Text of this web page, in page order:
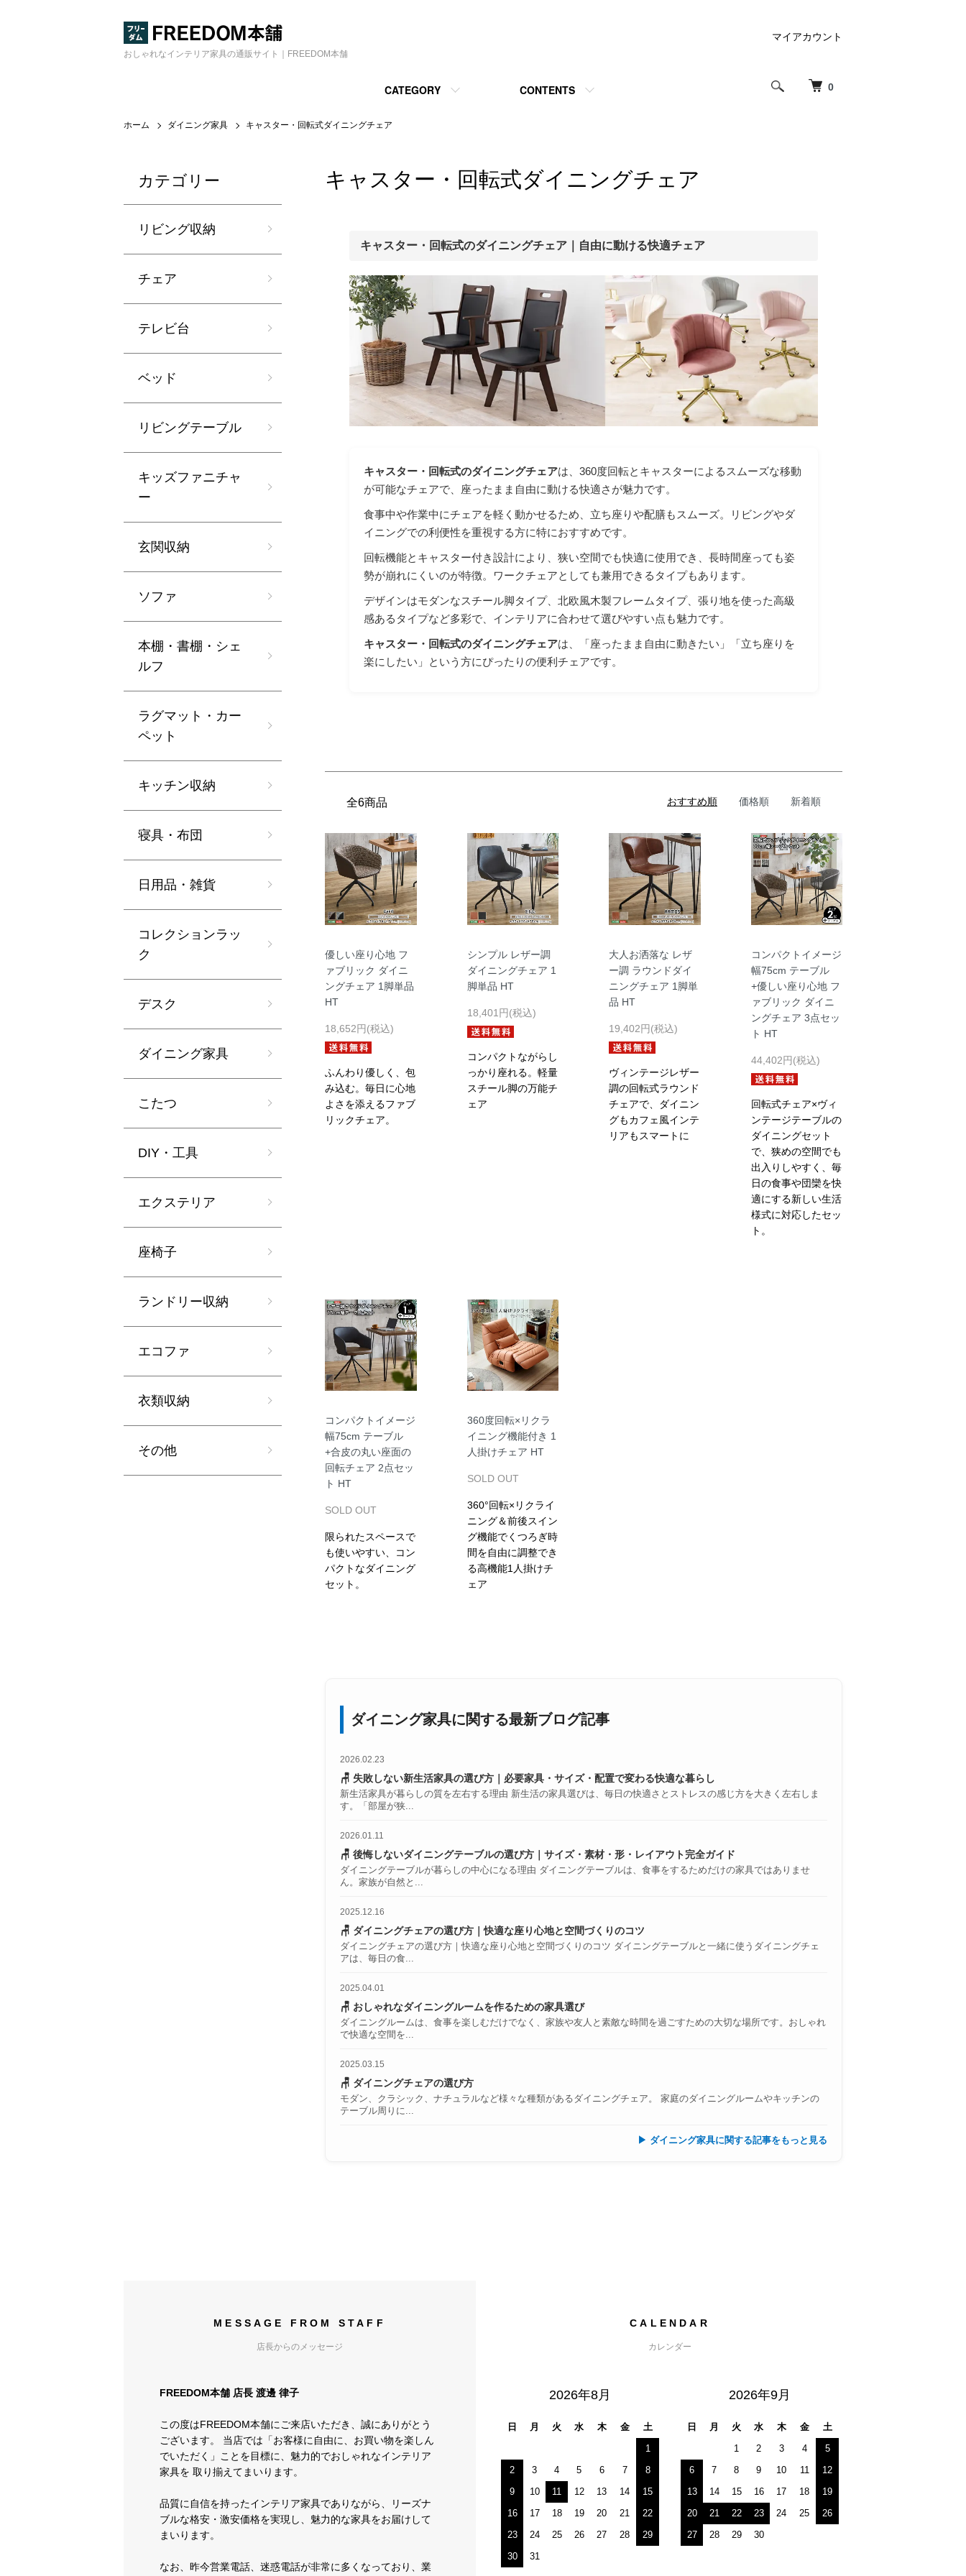
おしゃれなインテリア家具の通販サイト｜FREEDOM本舗
0
CATEGORY CONTENTS
マイアカウント
ホーム ダイニング家具 キャスター・回転式ダイニングチェア
キャスター・回転式ダイニングチェア
キャスター・回転式のダイニングチェア｜自由に動ける快適チェア
キャスター・回転式のダイニングチェアは、360度回転とキャスターによるスムーズな移動
が可能なチェアで、座ったまま自由に動ける快適さが魅力です。
食事中や作業中にチェアを軽く動かせるため、立ち座りや配膳もスムーズ。リビングやダ
イニングでの利便性を重視する方に特におすすめです。
回転機能とキャスター付き設計により、狭い空間でも快適に使用でき、長時間座っても姿
勢が崩れにくいのが特徴。ワークチェアとしても兼用できるタイプもあります。
デザインはモダンなスチール脚タイプ、北欧風木製フレームタイプ、張り地を使った高級
感あるタイプなど多彩で、インテリアに合わせて選びやすい点も魅力です。
キャスター・回転式のダイニングチェアは、「座ったまま自由に動きたい」「立ち座りを
楽にしたい」という方にぴったりの便利チェアです。
全6商品 おすすめ順 価格順 新着順
優しい座り心地 フ
ァブリック ダイニ
ングチェア 1脚単品
HT
18,652円(税込)
ふんわり優しく、包
み込む。毎日に心地
よさを添えるファブ
リックチェア。
シンプル レザー調
ダイニングチェア 1
脚単品 HT
18,401円(税込)
コンパクトながらし
っかり座れる。軽量
スチール脚の万能チ
ェア
大人お洒落な レザ
ー調 ラウンドダイ
ニングチェア 1脚単
品 HT
19,402円(税込)
ヴィンテージレザー
調の回転式ラウンド
チェアで、ダイニン
グもカフェ風インテ
リアもスマートに
コンパクトイメージ
幅75cm テーブル
+優しい座り心地 フ
ァブリック ダイニ
ングチェア 3点セッ
ト HT
44,402円(税込)
回転式チェア×ヴィ
ンテージテーブルの
ダイニングセット
で、狭めの空間でも
出入りしやすく、毎
日の食事や団欒を快
適にする新しい生活
様式に対応したセッ
ト。
コンパクトイメージ
幅75cm テーブル
+合皮の丸い座面の
回転チェア 2点セッ
ト HT
SOLD OUT
限られたスペースで
も使いやすい、コン
パクトなダイニング
セット。
360度回転×リクラ
イニング機能付き 1
人掛けチェア HT
SOLD OUT
360°回転×リクライ
ニング＆前後スイン
グ機能でくつろぎ時
間を自由に調整でき
る高機能1人掛けチ
ェア
ダイニング家具に関する最新ブログ記事
2026.02.23
🪑 失敗しない新生活家具の選び方｜必要家具・サイズ・配置で変わる快適な暮らし
新生活家具が暮らしの質を左右する理由 新生活の家具選びは、毎日の快適さとストレスの感じ方を大きく左右しま
す。「部屋が狭...
2026.01.11
🪑 後悔しないダイニングテーブルの選び方｜サイズ・素材・形・レイアウト完全ガイド
ダイニングテーブルが暮らしの中心になる理由 ダイニングテーブルは、食事をするためだけの家具ではありませ
ん。家族が自然と...
2025.12.16
🪑 ダイニングチェアの選び方｜快適な座り心地と空間づくりのコツ
ダイニングチェアの選び方｜快適な座り心地と空間づくりのコツ ダイニングテーブルと一緒に使うダイニングチェ
アは、毎日の食...
2025.04.01
🪑 おしゃれなダイニングルームを作るための家具選び
ダイニングルームは、食事を楽しむだけでなく、家族や友人と素敵な時間を過ごすための大切な場所です。おしゃれ
で快適な空間を...
2025.03.15
🪑 ダイニングチェアの選び方
モダン、クラシック、ナチュラルなど様々な種類があるダイニングチェア。 家庭のダイニングルームやキッチンの
テーブル周りに...
▶ ダイニング家具に関する記事をもっと見る
カテゴリー
リビング収納
チェア
テレビ台
ベッド
リビングテーブル
キッズファニチャ
ー
玄関収納
ソファ
本棚・書棚・シェ
ルフ
ラグマット・カー
ペット
キッチン収納
寝具・布団
日用品・雑貨
コレクションラッ
ク
デスク
ダイニング家具
こたつ
DIY・工具
エクステリア
座椅子
ランドリー収納
エコファ
衣類収納
その他
MESSAGE FROM STAFF
店長からのメッセージ
FREEDOM本舗 店長 渡邊 律子
この度はFREEDOM本舗にご来店いただき、誠にありがとう
ございます。 当店では「お客様に自由に、お買い物を楽しん
でいただく」ことを目標に、魅力的でおしゃれなインテリア
家具を 取り揃えてまいります。
品質に自信を持ったインテリア家具でありながら、リーズナ
ブルな格安・激安価格を実現し、魅力的な家具をお届けして
まいります。
なお、昨今営業電話、迷惑電話が非常に多くなっており、業
CALENDAR
カレンダー
2026年8月
日 月 火 水 木 金
土
1
2
3 4 5 6 7
8
9
10 11 12 13 14
15
16
17 18 19 20 21
22
23
24 25 26 27 28
29
30
31
2026年9月
日 月 火 水 木 金
土
1
2 3 4
5
6
7 8 9 10 11
12
13
14 15 16 17 18
19
20
21 22 23 24 25
26
27
28 29 30